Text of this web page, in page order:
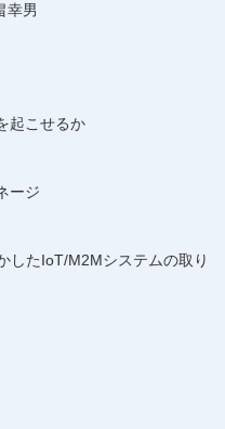
幸男
起こせるか
ージ
したIoT/M2Mシステムの取り